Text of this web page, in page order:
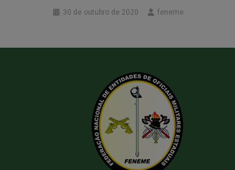
30 de outubro de 2020 feneme